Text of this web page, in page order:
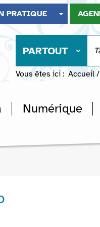
PRATIQUE
PARTOUT
Vous êtes ici : Accueil /
Numérique